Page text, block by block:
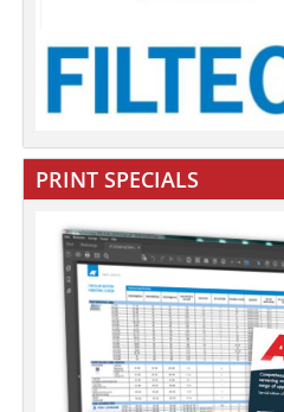
PRINT SPECIALS